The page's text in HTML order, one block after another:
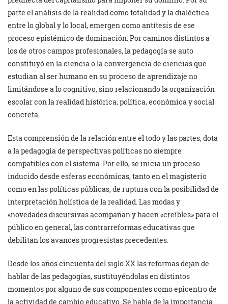
parte el análisis de la realidad como totalidad y la dialéctica
entre lo global y lo local, emergen como antítesis de ese
proceso epistémico de dominación. Por caminos distintos a
los de otros campos profesionales, la pedagogía se auto
constituyó en la ciencia o la convergencia de ciencias que
estudian al ser humano en su proceso de aprendizaje no
limitándose a lo cognitivo, sino relacionando la organización
escolar con la realidad histórica, política, económica y social
concreta.
Esta comprensión de la relación entre el todo y las partes, dota
a la pedagogía de perspectivas políticas no siempre
compatibles con el sistema. Por ello, se inicia un proceso
inducido desde esferas económicas, tanto en el magisterio
como en las políticas públicas, de ruptura con la posibilidad de
interpretación holística de la realidad. Las modas y
«novedades discursivas acompañan y hacen «creíbles» para el
público en general, las contrarreformas educativas que
debilitan los avances progresistas precedentes.
Desde los años cincuenta del siglo XX las reformas dejan de
hablar de las pedagogías, sustituyéndolas en distintos
momentos por alguno de sus componentes como epicentro de
la actividad de cambio educativo. Se habla de la importancia